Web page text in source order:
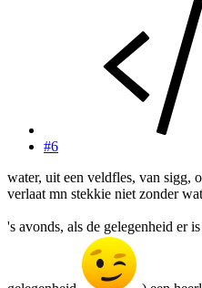
#6
water, uit een veldfles, van sigg,
verlaat mn stekkie niet zonder
's avonds, als de gelegenheid er